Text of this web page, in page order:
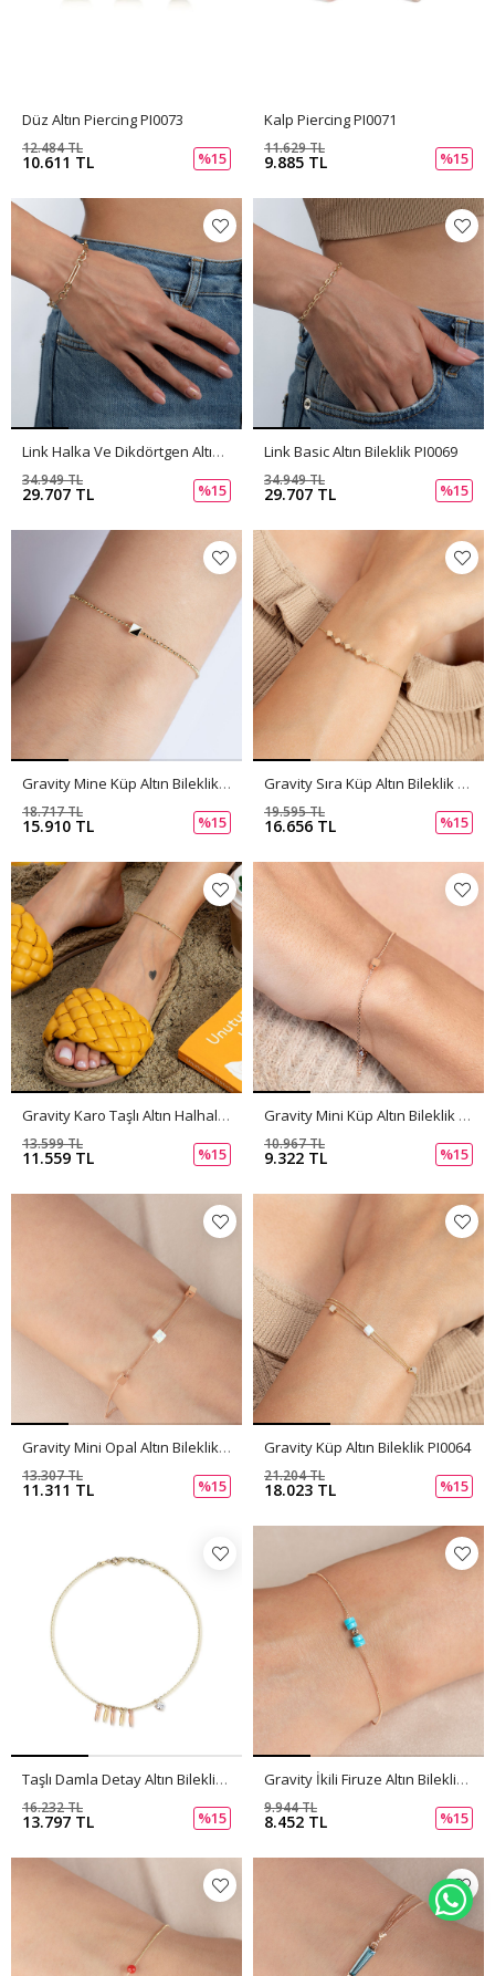
Düz Altın Piercing PI0073
10.611 TL
12.484 TL
%15
Kalp Piercing PI0071
9.885 TL
11.629 TL
%15
Link Halka Ve Dikdörtgen Altın Bileklik PI0070
29.707 TL
34.949 TL
%15
Link Basic Altın Bileklik PI0069
29.707 TL
34.949 TL
%15
Gravity Mine Küp Altın Bileklik PI0068
15.910 TL
18.717 TL
%15
Gravity Sıra Küp Altın Bileklik PI0067
16.656 TL
19.595 TL
%15
Gravity Karo Taşlı Altın Halhal PI0066
11.559 TL
13.599 TL
%15
Gravity Mini Küp Altın Bileklik PI0065
9.322 TL
10.967 TL
%15
Gravity Mini Opal Altın Bileklik PI0063
11.311 TL
13.307 TL
%15
Gravity Küp Altın Bileklik PI0064
18.023 TL
21.204 TL
%15
Taşlı Damla Detay Altın Bileklik PI0062
13.797 TL
16.232 TL
%15
Gravity İkili Firuze Altın Bileklik PI0061
8.452 TL
9.944 TL
%15